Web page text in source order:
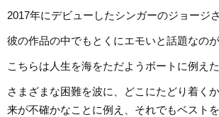
2017年にデビューしたシンガーのジョージさ
彼の作品の中でもとくにエモいと話題なのが
こちらは人生を海をただようボートに例えた
さまざまな困難を波に、どこにたどり着く
来が不確かなことに例え、それでもベスト